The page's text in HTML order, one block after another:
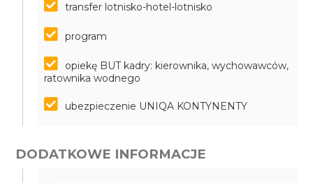
transfer lotnisko-hotel-lotnisko
program
opiekę BUT kadry: kierownika, wychowawców,
ratownika wodnego
ubezpieczenie UNIQA KONTYNENTY
DODATKOWE INFORMACJE